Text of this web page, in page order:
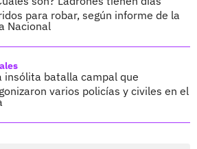
para robar, según informe de la
Nacional
insólita batalla campal que
varios policías y civiles en el